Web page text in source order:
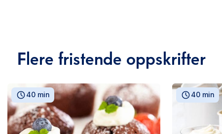
Flere fristende oppskrifter
40 min 40 min